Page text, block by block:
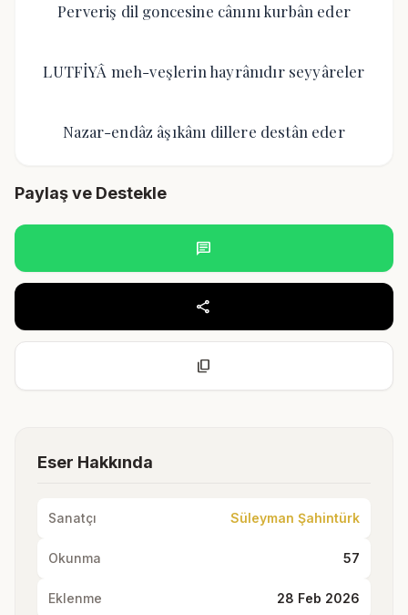
Perveriş dil goncesine cânını kurbân eder
LUTFİYÂ meh-veşlerin hayrânıdır seyyâreler
Nazar-endâz âşıkânı dillere destân eder
Paylaş ve Destekle
chat
share
content_copy
Eser Hakkında
Sanatçı Süleyman Şahintürk
Okunma 57
Eklenme 28 Feb 2026